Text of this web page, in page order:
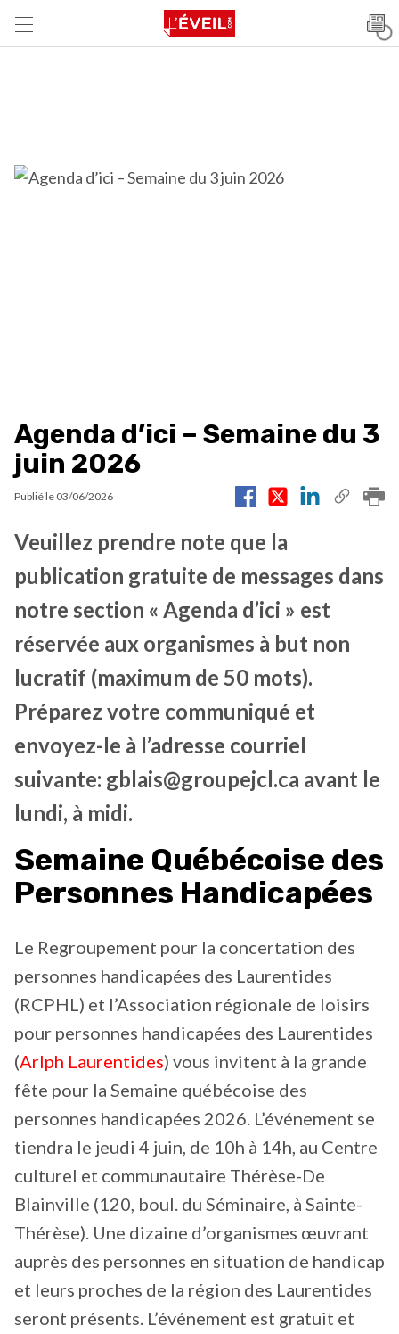
Agenda d’ici – Semaine du 3
juin 2026
Publié le 03/06/2026
Veuillez prendre note que la
publication gratuite de messages dans
notre section « Agenda d’ici » est
réservée aux organismes à but non
lucratif (maximum de 50 mots).
Préparez votre communiqué et
envoyez-le à l’adresse courriel
suivante: gblais@groupejcl.ca avant le
lundi, à midi.
Semaine Québécoise des
Personnes Handicapées
Le Regroupement pour la concertation des
personnes handicapées des Laurentides
(RCPHL) et l’Association régionale de loisirs
pour personnes handicapées des Laurentides
(Arlph Laurentides) vous invitent à la grande
fête pour la Semaine québécoise des
personnes handicapées 2026. L’événement se
tiendra le jeudi 4 juin, de 10h à 14h, au Centre
culturel et communautaire Thérèse-De
Blainville (120, boul. du Séminaire, à Sainte-
Thérèse). Une dizaine d’organismes œuvrant
auprès des personnes en situation de handicap
et leurs proches de la région des Laurentides
seront présents. L’événement est gratuit et